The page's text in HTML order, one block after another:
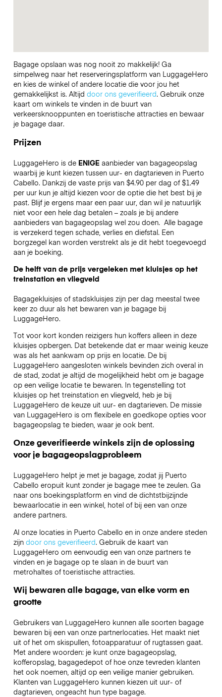
Bagage opslaan was nog nooit zo makkelijk! Ga
simpelweg naar het reserveringsplatform van LuggageHero
en kies de winkel of andere locatie die voor jou het
gemakkelijkst is. Altijd door ons geverifieerd. Gebruik onze
kaart om winkels te vinden in de buurt van
verkeersknooppunten en toeristische attracties en bewaar
je bagage daar.
Prijzen
LuggageHero is de ENIGEaanbieder van bagageopslag
waarbij je kunt kiezen tussen uur- en dagtarieven in Puerto
Cabello. Dankzij de vaste prijs van $4.90 per dag of $1.49
per uur kun je altijd kiezen voor de optie die het best bij je
past. Blijf je ergens maar een paar uur, dan wil je natuurlijk
niet voor een hele dag betalen – zoals je bij andere
aanbieders van bagageopslag wel zou doen. Alle bagage
is verzekerd tegen schade, verlies en diefstal. Een
borgzegel kan worden verstrekt als je dit hebt toegevoegd
aan je boeking.
De helft van de prijs vergeleken met kluisjes op het
treinstation en vliegveld
Bagagekluisjes of stadskluisjes zijn per dag meestal twee
keer zo duur als het bewaren van je bagage bij
LuggageHero.
Tot voor kort konden reizigers hun koffers alleen in deze
kluisjes opbergen. Dat betekende dat er maar weinig keuze
was als het aankwam op prijs en locatie. De bij
LuggageHero aangesloten winkels bevinden zich overal in
de stad, zodat je altijd de mogelijkheid hebt om je bagage
op een veilige locatie te bewaren. In tegenstelling tot
kluisjes op het treinstation en vliegveld, heb je bij
LuggageHero de keuze uit uur- en dagtarieven. De missie
van LuggageHero is om flexibele en goedkope opties voor
bagageopslag te bieden, waar je ook bent.
Onze geverifieerde winkels zijn de oplossing
voor je bagageopslagprobleem
LuggageHero helpt je met je bagage, zodat jij Puerto
Cabello eropuit kunt zonder je bagage mee te zeulen. Ga
naar ons boekingsplatform en vind de dichtstbijzijnde
bewaarlocatie in een winkel, hotel of bij een van onze
andere partners.
Al onze locaties in Puerto Cabello en in onze andere steden
zijn door ons geverifieerd. Gebruik de kaart van
LuggageHero om eenvoudig een van onze partners te
vinden en je bagage op te slaan in de buurt van
metrohaltes of toeristische attracties.
Wij bewaren alle bagage, van elke vorm en
grootte
Gebruikers van LuggageHero kunnen alle soorten bagage
bewaren bij een van onze partnerlocaties. Het maakt niet
uit of het om skispullen, fotoapparatuur of rugtassen gaat.
Met andere woorden: je kunt onze bagageopslag,
kofferopslag, bagagedepot of hoe onze tevreden klanten
het ook noemen, altijd op een veilige manier gebruiken.
Klanten van LuggageHero kunnen kiezen uit uur- of
dagtarieven, ongeacht hun type bagage.